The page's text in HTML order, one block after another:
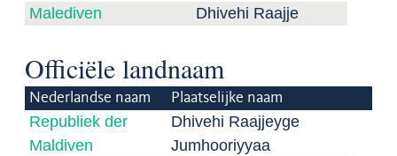
Malediven
Dhivehi Raajje
Officiële landnaam
Nederlandse naam Plaatselijke naam
Republiek der
Maldiven
Dhivehi Raajjeyge
Jumhooriyyaa